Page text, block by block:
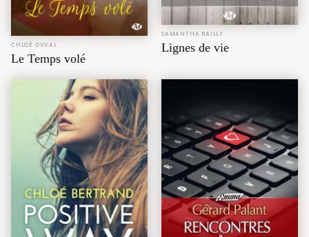
CHLOÉ DUVAL
Le Temps volé
SAMANTHA BAILLY
Lignes de vie